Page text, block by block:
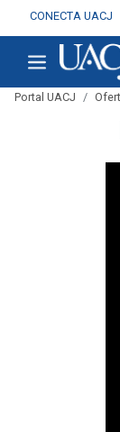
CONECTA UACJ
Portal UACJ